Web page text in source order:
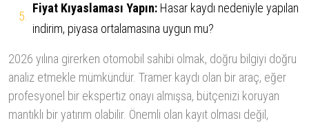
Fiyat Kıyaslaması Yapın: Hasar kaydı nedeniyle yapılan
indirim, piyasa ortalamasına uygun mu?
2026 yılına girerken otomobil sahibi olmak, doğru bilgiyi doğru
analiz etmekle mümkündür. Tramer kaydı olan bir araç, eğer
profesyonel bir ekspertiz onayı almışsa, bütçenizi koruyan
mantıklı bir yatırım olabilir. Önemli olan kayıt olması değil,